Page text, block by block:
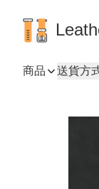
商品 送貨方